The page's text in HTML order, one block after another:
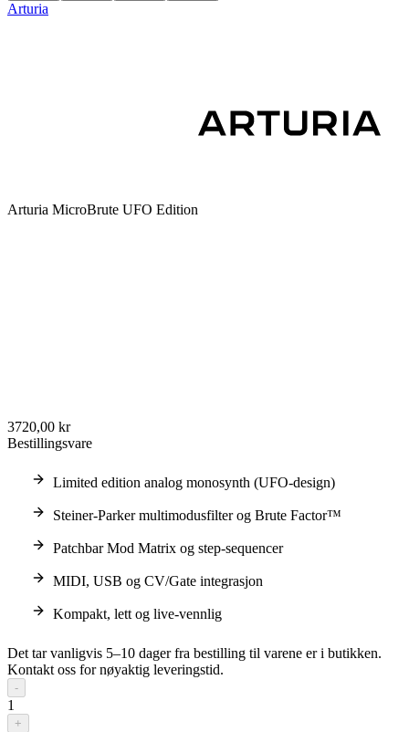
Arturia
Arturia MicroBrute UFO Edition
3720,00 kr
Bestillingsvare
Limited edition analog monosynth (UFO-design)
Steiner-Parker multimodusfilter og Brute Factor™
Patchbar Mod Matrix og step-sequencer
MIDI, USB og CV/Gate integrasjon
Kompakt, lett og live-vennlig
Det tar vanligvis 5–10 dager fra bestilling til varene er i butikken.
Kontakt oss for nøyaktig leveringstid.
-
1
+